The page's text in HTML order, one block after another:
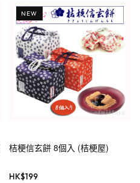
NEW
桔梗信玄餅 8個入 (桔梗屋)
HK$199